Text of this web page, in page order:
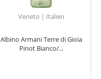
Veneto | Italien
Albino Armani Terre di Gioia
Pinot Bianco/...